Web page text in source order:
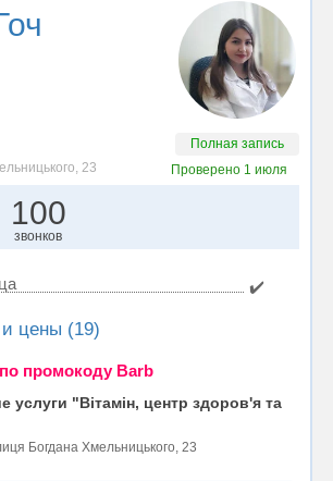
Полная запись
23
Проверено 1 июля
100
звонков
✔️
цены (19)
промокоду Barb
услуги "Вітамін, центр здоров'я та
Богдана Хмельницького, 23